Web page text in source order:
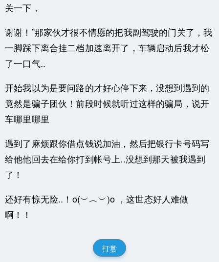
关一下，
谢谢！”那家伙才很不情愿的把我副驾驶的门关了，我
一脚踩下离合挂二档加速离开了，车辆启动后我才松
了一口气..
开始我以为是要问路的才好心停下来，没想到遇到的
竟然是骗子团伙！前段时候就听过这样的骗局，说开
车哪里哪里
遇到了麻烦跟你借点钱说加油，然后把银行卡号码写
给他他回去在给你打到帐号上..没想到那天被我遇到
了！
还好有惊无险..！o(︶︿︶)o ，这世态好人难做
啊！！
打赏